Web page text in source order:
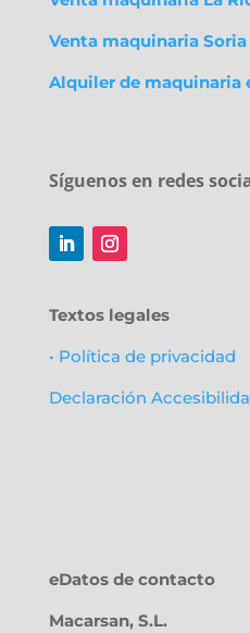
Venta maquinaria Soria
Alquiler de maquinaria
Síguenos en redes
Textos legales
• Política de privacidad
Declaración
eDatos de contacto
Macarsan, S.L.